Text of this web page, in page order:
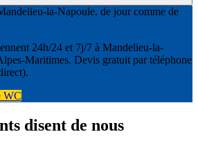
la-Napoule, de jour comme de
24h/24 et 7j/7 à Mandelieu-la-
Maritimes. Devis gratuit par téléphone
WC
disent de nous